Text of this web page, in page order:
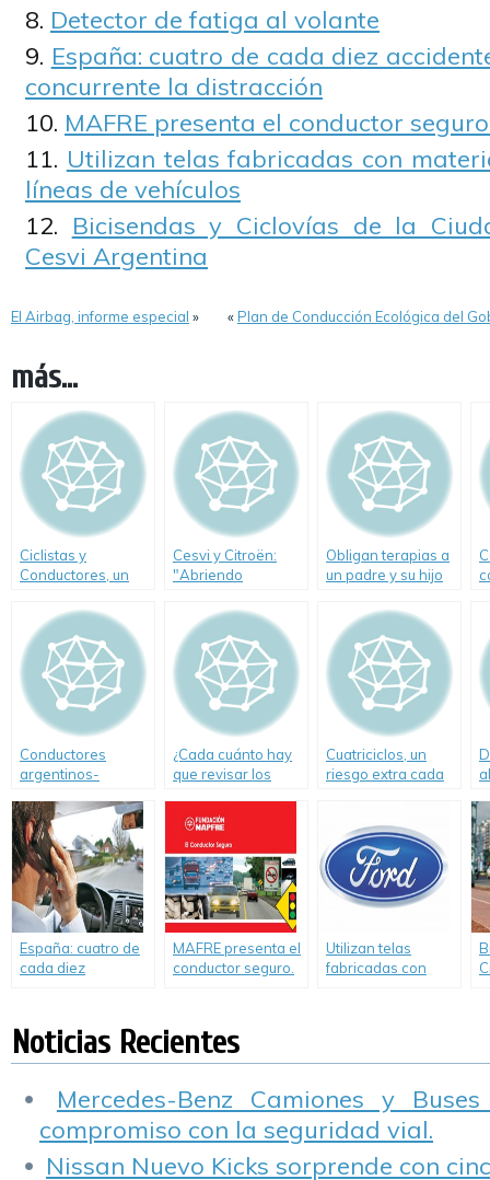
Detector de fatiga al volante
España: cuatro de cada diez
concurrente la distracción
MAFRE presenta el conductor
Utilizan telas fabricadas con
líneas de vehículos
Bicisendas y Ciclovías de la
Cesvi Argentina
El Airbag, informe especial » «Plan de Conducción Ecológica del
más...
Ciclistas y
Conductores, un
Cesvi y Citroën:
"Abriendo
Obligan terapias a
un padre y su hijo
normas viales
Conductores
argentinos-
mortalidad
¿Cada cuánto hay
que revisar los
automóvil?
Cuatriciclos, un
riesgo extra cada
España: cuatro de
cada diez
concurrente la
distracción
MAFRE presenta el
conductor seguro.
Utilizan telas
fabricadas con
Noticias Recientes
Mercedes-Benz Camiones y
compromiso con la seguridad vial.
Nissan Nuevo Kicks sorprende con